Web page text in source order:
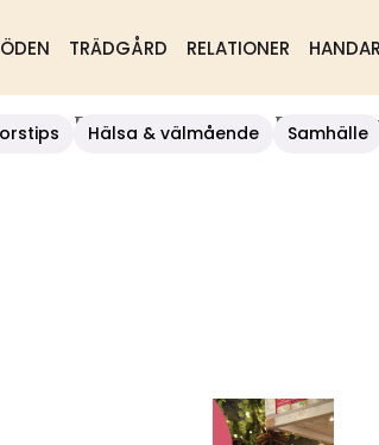
TRÄDGÅRD RELATIONER
Hälsa & välmående Samhälle
Du Färgglada Påskljus – Perfekt